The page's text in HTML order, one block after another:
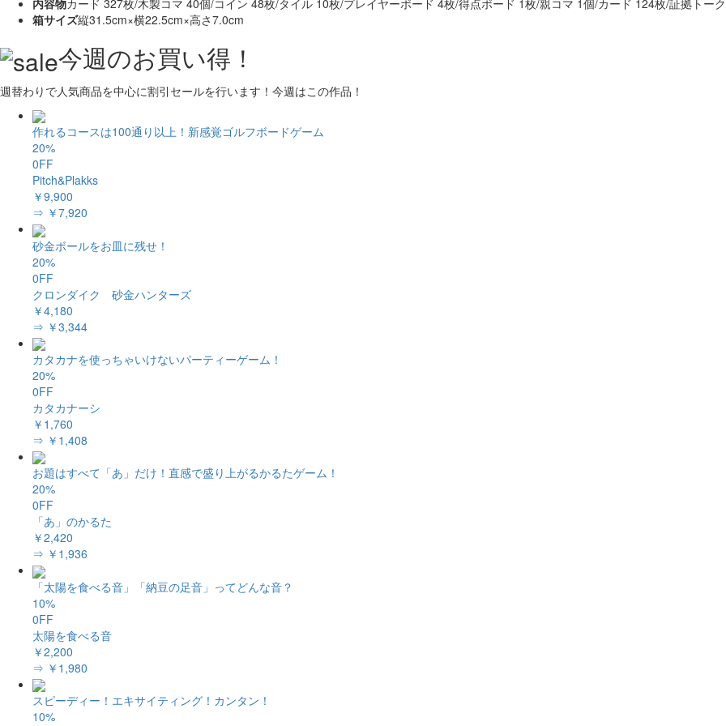
内容物カード 327枚/木製コマ 40個/コイン 48枚/タイル 10枚/プレイヤーボード 4枚/得点ボード 1枚/親コマ 1個/カード 124枚/証拠トー
箱サイズ縦31.5cm×横22.5cm×高さ7.0cm
今週のお買い得！
週替わりで人気商品を中心に割引セールを行います！今週はこの作品！
作れるコースは100通り以上！新感覚ゴルフボードゲーム
20%
0FF
Pitch&Plakks
￥9,900
⇒ ￥7,920
砂金ボールをお皿に残せ！
20%
0FF
クロンダイク 砂金ハンターズ
￥4,180
⇒ ￥3,344
カタカナを使っちゃいけないパーティーゲーム！
20%
0FF
カタカナーシ
￥1,760
⇒ ￥1,408
お題はすべて「あ」だけ！直感で盛り上がるかるたゲーム！
20%
0FF
「あ」のかるた
￥2,420
⇒ ￥1,936
「太陽を食べる音」「納豆の足音」ってどんな音？
10%
0FF
太陽を食べる音
￥2,200
⇒ ￥1,980
スピーディー！エキサイティング！カンタン！
10%